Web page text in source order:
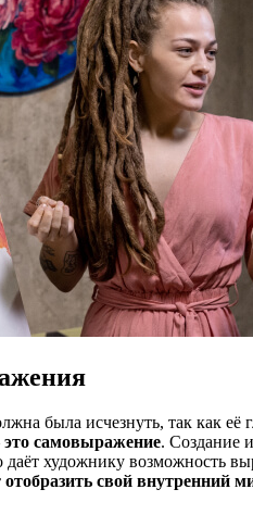
была исчезнуть, так как
это самовыражение. Создание
художнику возможность
свой внутренний